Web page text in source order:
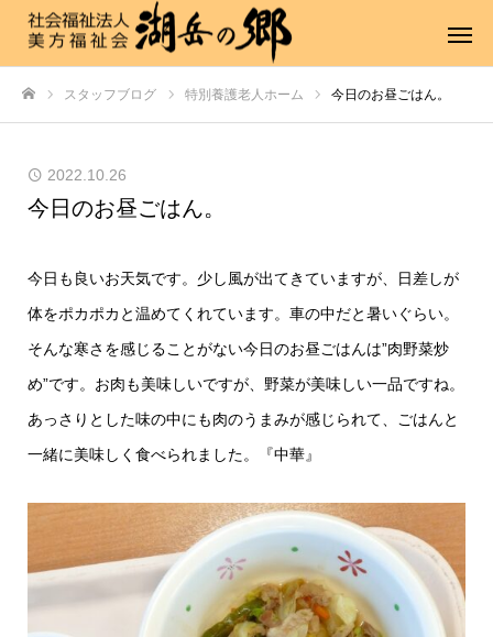
スタッフブログ 特別養護老人ホーム 今日のお昼ごはん。
2022.10.26
今日のお昼ごはん。
今日も良いお天気です。少し風が出てきていますが、日差しが
体をポカポカと温めてくれています。車の中だと暑いぐらい。
そんな寒さを感じることがない今日のお昼ごはんは”肉野菜炒
め”です。お肉も美味しいですが、野菜が美味しい一品ですね。
あっさりとした味の中にも肉のうまみが感じられて、ごはんと
一緒に美味しく食べられました。『中華』